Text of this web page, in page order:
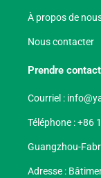
À propos de
Nous contacter
Prendre contact
Courriel :
Téléphone : +86
Guangzhou-
Adresse :